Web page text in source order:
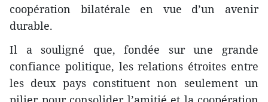
coopération bilatérale en vue d’un avenir
durable.
Il a souligné que, fondée sur une grande
confiance politique, les relations étroites entre
les deux pays constituent non seulement un